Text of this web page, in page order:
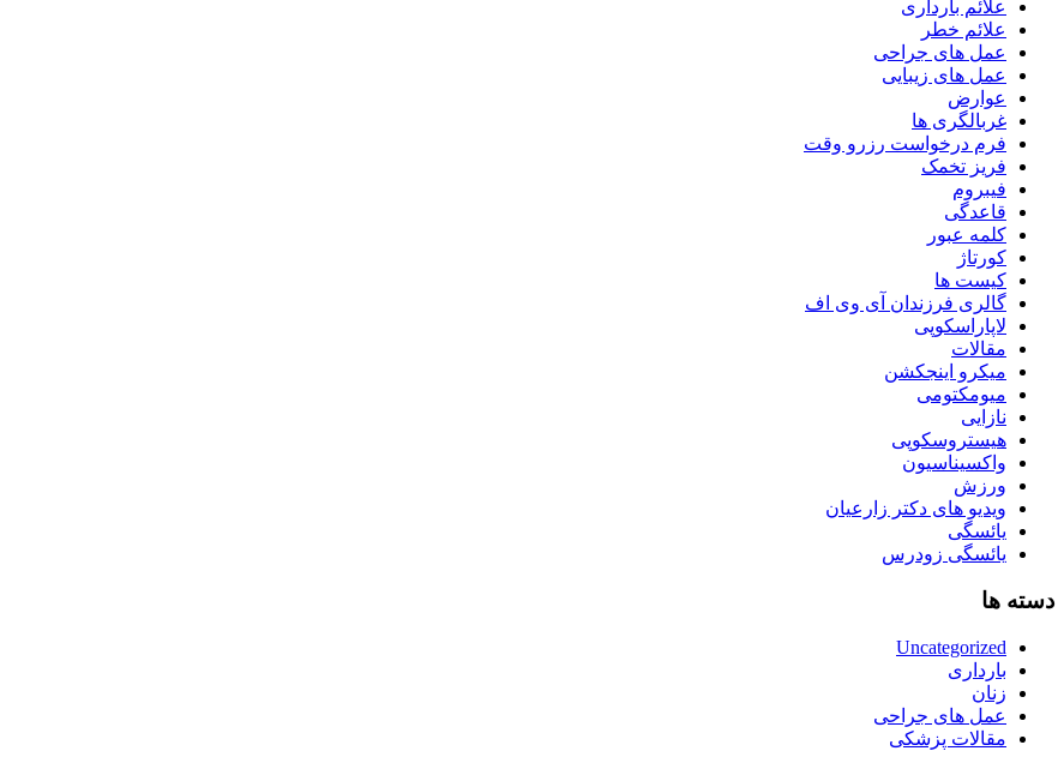
علائم بارداری
علائم خطر
عمل های جراحی
عمل های زیبایی
عوارض
غربالگری ها
فرم درخواست رزرو وقت
فریز تخمک
فیبروم
قاعدگی
کلمه عبور
کورتاژ
کیست ها
گالری فرزندان آی وی اف
لاپاراسکوپی
مقالات
میکرو اینجکشن
میومکتومی
نازایی
هیستروسکوپی
واکسیناسیون
ورزش
ویدیو های دکتر زارعیان
یائسگی
یائسگی زودرس
دسته ها
Uncategorized
بارداری
زنان
عمل های جراحی
مقالات پزشکی